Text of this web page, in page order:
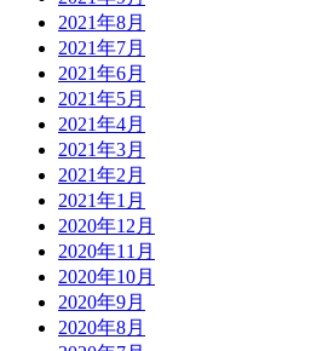
2021年8月
2021年7月
2021年6月
2021年5月
2021年4月
2021年3月
2021年2月
2021年1月
2020年12月
2020年11月
2020年10月
2020年9月
2020年8月